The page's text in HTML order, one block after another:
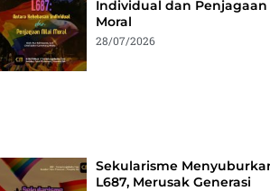
Individual dan Penjagaan
Moral
28/07/2026
Sekularisme
L687, Merusak Generasi